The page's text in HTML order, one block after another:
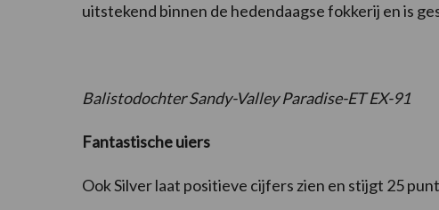
uitstekend binnen de hedendaagse fokkerij en is
Balistodochter Sandy-Valley Paradise-ET EX-91
Fantastische uiers
Ook Silver laat positieve cijfers zien en stijgt 25